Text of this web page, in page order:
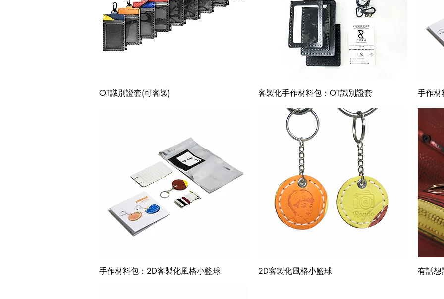
快速瀏覽
OT識別證套(可客製) 快速瀏覽
客製化手作材料包：OT識別證套 手作材
快速瀏覽
手作材料包：2D客製化風格小籃球 快速瀏覽
2D客製化風格小籃球 有話想